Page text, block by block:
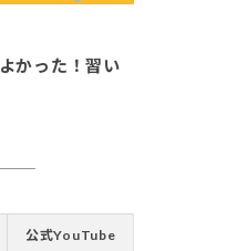
かった！習い
公式YouTube